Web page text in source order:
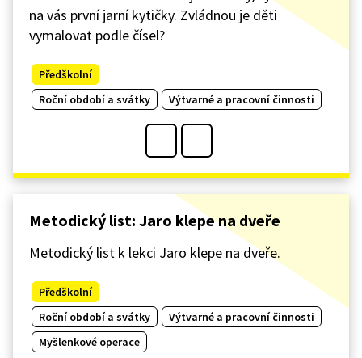
na vás první jarní kytičky. Zvládnou je děti
vymalovat podle čísel?
Předškolní
Roční období a svátky
Výtvarné a pracovní činnosti
Metodický list: Jaro klepe na dveře
Metodický list k lekci Jaro klepe na dveře.
Předškolní
Roční období a svátky
Výtvarné a pracovní činnosti
Myšlenkové operace